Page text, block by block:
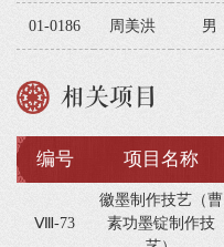
01-0186 周美洪 男
相关项目
编号 项目名称
Ⅷ-73
徽墨制作技艺（曹
素功墨锭制作技